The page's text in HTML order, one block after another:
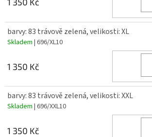
barvy: 83 trávově zelená, velikosti: XL
Skladem | 696/XL10
1 350 Kč
barvy: 83 trávově zelená, velikosti: XXL
Skladem | 696/XXL10
1 350 Kč